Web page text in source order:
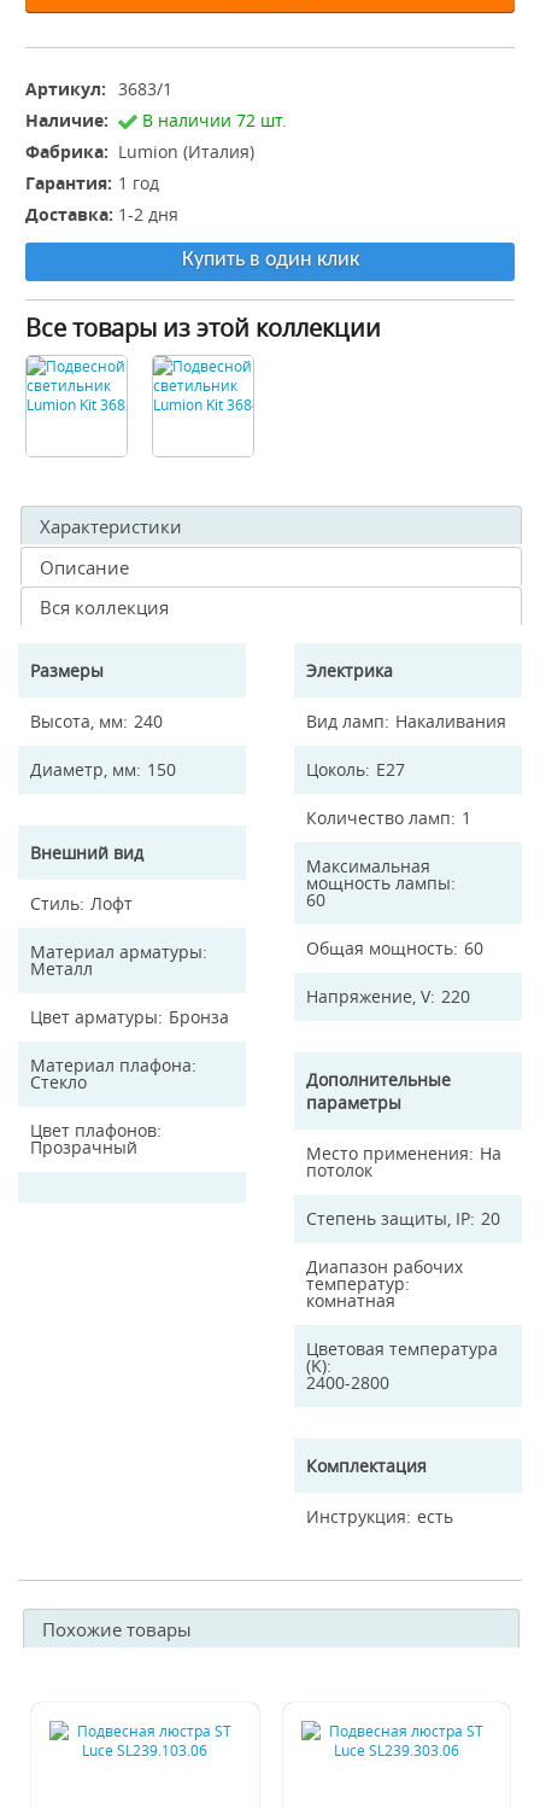
Артикул: 3683/1
Наличие:
В наличии 72 шт.
Фабрика: Lumion (Италия)
Гарантия: 1 год
Доставка: 1-2 дня
Купить в один клик
Все товары из этой коллекции
Характеристики
Описание
Вся коллекция
Размеры
Высота, мм 240
Диаметр, мм 150
Внешний вид
Стиль Лофт
Материал арматуры
Металл
Цвет арматуры Бронза
Материал плафона
Стекло
Цвет плафонов
Прозрачный
Электрика
Вид ламп Накаливания
Цоколь E27
Количество ламп 1
Максимальная
мощность лампы
60
Общая мощность 60
Напряжение, V 220
Дополнительные
параметры
Место применения На
потолок
Степень защиты, IP 20
Диапазон рабочих
температур
комнатная
Цветовая температура
(K)
2400-2800
Комплектация
Инструкция есть
Похожие товары